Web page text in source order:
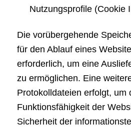
Nutzungsprofile (Cookie
Die vorübergehende
für den Ablauf eines
erforderlich, um eine
zu ermöglichen. Eine
Protokolldateien erfolgt, um
Funktionsfähigkeit der
Sicherheit der